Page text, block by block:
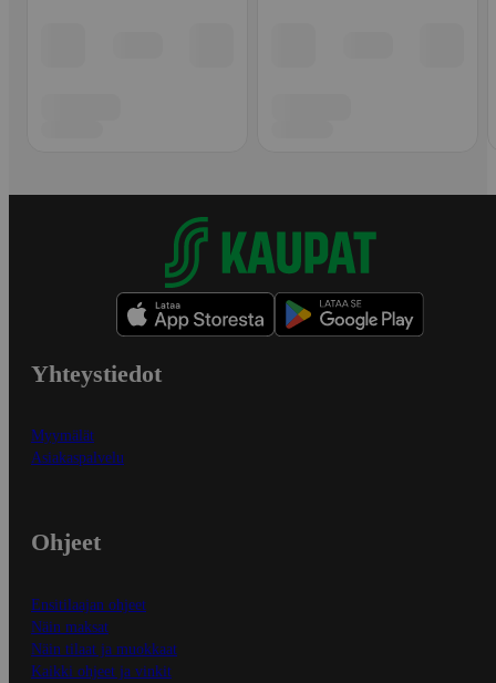
Yhteystiedot
Myymälät
Asiakaspalvelu
Ohjeet
Ensitilaajan ohjeet
Näin maksat
Näin tilaat ja muokkaat
Kaikki ohjeet ja vinkit